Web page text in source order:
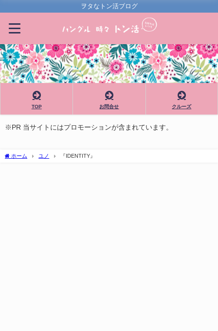
ヲタなトン活ブログ
TOP お問合せ クルーズ
※PR 当サイトにはプロモーションが含まれています。
ホーム ユノ 『IDENTITY』